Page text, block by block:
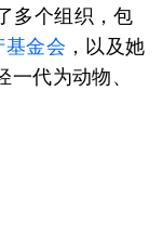
多个组织，包
基金会 ，以及她
一代为动物、